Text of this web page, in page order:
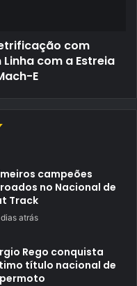
com
Linha com a Estreia
E
campeões
no Nacional de
Track
atrás
Rego conquista
título nacional de